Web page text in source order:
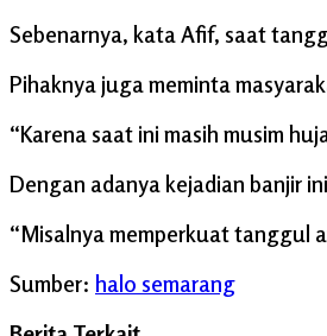
Sebenarnya, kata Afif, saat
Pihaknya juga meminta
“Karena saat ini masih musim
Dengan adanya kejadian banjir
“Misalnya memperkuat tanggul
Sumber: halo semarang